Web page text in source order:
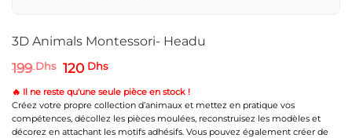
3D Animals Montessori- Headu
199Dhs Le
initial
était :
199 Dhs.
120 DhsLe
actuel
est :
120 Dhs.
Créez votre propre collection d’animaux et mettez en pratique vos
compétences, décollez les pièces moulées, reconstruisez les modèles et
décorez en attachant les motifs adhésifs. Vous pouvez également créer de
🔥 Il ne reste qu'une seule pièce en stock !